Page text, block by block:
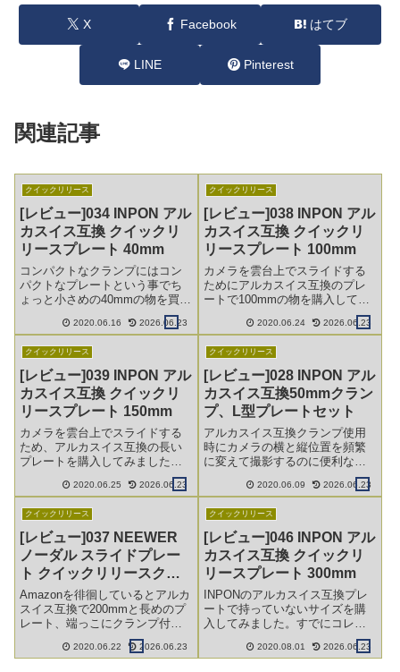
X Facebook はてブ
LINE Pinterest
関連記事
クイックリリース
[レビュー]034 INPON アル
カスイス互換 クイックリ
リースプレート 40mm
コンパクトなクランプにはコン
パクトなプレートという事でち
ょっと小さめの40mmの物を買っ
てみました。寸法や他製品との
互換など。2020.06.16 2026.06.23
クイックリリース
[レビュー]038 INPON アル
カスイス互換 クイックリ
リースプレート 100mm
カメラを雲台上でスライドする
ためにアルカスイス互換のプレ
ートで100mmの物を購入してみ
ました。寸法や他製品との互換
2020.06.24 2026.06.23
クイックリリース
[レビュー]039 INPON アル
カスイス互換 クイックリ
リースプレート 150mm
カメラを雲台上でスライドする
ため、アルカスイス互換の長い
プレートを購入してみました。
今回は150㎜です。寸法や他製品
との互換など。
2020.06.25 2026.06.23
クイックリリース
[レビュー]028 INPON アル
カスイス互換50mmクラン
プ、L型プレートセット
アルカスイス互換クランプ使用
時にカメラの横と縦位置を頻繁
に変えて撮影するのに便利な汎
用L型プレートと50mmクランプ
のセット。寸法や使用感、他製
2020.06.09 2026.06.23
クイックリリース
[レビュー]037 NEEWER
ノーダル スライドプレー
ト クイックリリースクラ
ンプ付き 200mm
Amazonを徘徊しているとアルカ
スイス互換で200mmと長めのプ
レート、端っこにクランプ付き
という物を発見。使用目的は決
まっていないものの、これは何
2020.06.22 2026.06.23
クイックリリース
[レビュー]046 INPON アル
カスイス互換 クイックリ
リースプレート 300mm
INPONのアルカスイス互換プレ
ートで持っていないサイズを購
入してみました。すでにコレク
ターと化していますが、今回は
まとめて5種類購入したとうとう
2020.08.01 2026.06.23